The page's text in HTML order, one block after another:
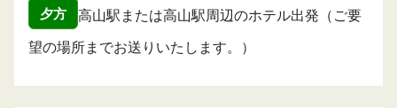
夕方
高山駅または高山駅周辺のホテル出発（ご要
望の場所までお送りいたします。）